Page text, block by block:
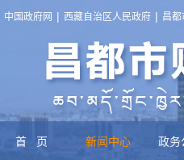
中国政府网 | 西藏自治区人民政府 | 昌
首页 新闻中心 政务